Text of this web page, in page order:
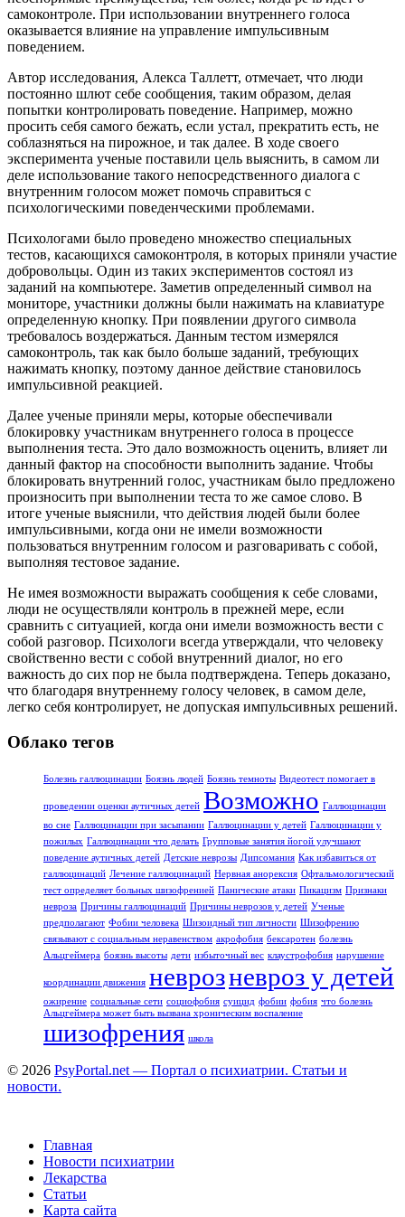
самоконтроле. При использовании внутреннего голоса
оказывается влияние на управление импульсивным
поведением.
Автор исследования, Алекса Таллетт, отмечает, что люди
постоянно шлют себе сообщения, таким образом, делая
попытки контролировать поведение. Например, можно
просить себя самого бежать, если устал, прекратить есть, не
соблазняться на пирожное, и так далее. В ходе своего
эксперимента ученые поставили цель выяснить, в самом ли
деле использование такого непосредственного диалога с
внутренним голосом может помочь справиться с
психологическими поведенческими проблемами.
Психологами было проведено множество специальных
тестов, касающихся самоконтроля, в которых приняли участие
добровольцы. Один из таких экспериментов состоял из
заданий на компьютере. Заметив определенный символ на
мониторе, участники должны были нажимать на клавиатуре
определенную кнопку. При появлении другого символа
требовалось воздержаться. Данным тестом измерялся
самоконтроль, так как было больше заданий, требующих
нажимать кнопку, поэтому данное действие становилось
импульсивной реакцией.
Далее ученые приняли меры, которые обеспечивали
блокировку участникам внутреннего голоса в процессе
выполнения теста. Это дало возможность оценить, влияет ли
данный фактор на способности выполнить задание. Чтобы
блокировать внутренний голос, участникам было предложено
произносить при выполнении теста то же самое слово. В
итоге ученые выяснили, что действия людей были более
импульсивными, когда они не имели возможности
пользоваться внутренним голосом и разговаривать с собой,
выполняя тестовое задание.
Не имея возможности выражать сообщения к себе словами,
люди не осуществляли контроль в прежней мере, если
сравнить с ситуацией, когда они имели возможность вести с
собой разговор. Психологи всегда утверждали, что человеку
свойственно вести с собой внутренний диалог, но его
важность до сих пор не была подтверждена. Теперь доказано,
что благодаря внутреннему голосу человек, в самом деле,
легко себя контролирует, не допуская импульсивных решений.
Облако тегов
Болезнь галлюцинации Боязнь людей Боязнь темноты Видеотест помогает в
проведении оценки аутичных детей Возможно Галлюцинации
во сне Галлюцинации при засыпании Галлюцинации у детей Галлюцинации у
пожилых Галлюцинации что делать Групповые занятия йогой улучшают
поведение аутичных детей Детские неврозы Дипсомания Как избавиться от
галлюцинаций Лечение галлюцинаций Нервная анорексия Офтальмологический
тест определяет больных шизофренией Панические атаки Пикацизм Признаки
невроза Причины галлюцинаций Причины неврозов у детей Ученые
предполагают Фобии человека Шизоидный тип личности Шизофрению
связывают с социальным неравенством акрофобия бексаротен болезнь
Альцгеймера боязнь высоты дети избыточный вес клаустрофобия нарушение
координации движения неврозневроз у детей
ожирение социальные сети социофобия суицид фобии фобия что болезнь
Альцгеймера может быть вызвана хроническим воспаление
шизофрения школа
© 2026 PsyPortal.net — Портал о психиатрии. Статьи и
новости.
Главная
Новости психиатрии
Лекарства
Статьи
Карта сайта